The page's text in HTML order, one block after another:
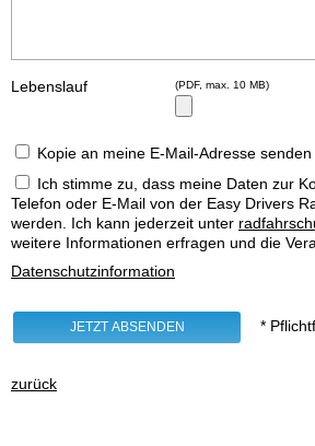
Lebenslauf (PDF, max. 10 MB)
Kopie an meine E-Mail-Adresse senden
Ich stimme zu, dass meine Daten zur
Telefon oder E-Mail von der Easy Drivers
werden. Ich kann jederzeit unter
weitere Informationen erfragen und die
Datenschutzinformation
*
zurück